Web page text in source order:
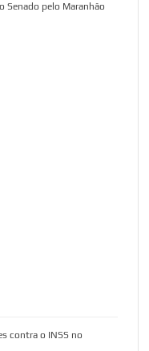
Senado pelo Maranhão
contra o INSS no